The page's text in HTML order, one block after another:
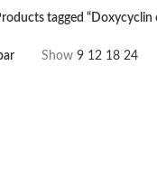
tagged “Doxycyclin
Show 9 12 18 24